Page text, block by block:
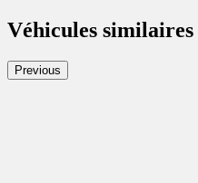
Véhicules similaires
Previous